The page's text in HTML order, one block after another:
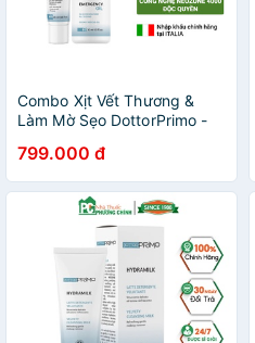
Combo Xịt Vết Thương &
Làm Mờ Sẹo DottorPrimo -
Thương & Làm Mờ Sẹo Số 1
Tại Italy
799.000 đ